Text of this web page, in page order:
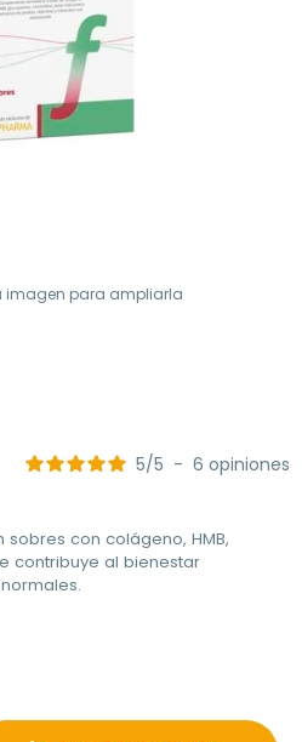
imagen para ampliarla
5/5 - 6 opiniones
con colágeno, HMB,
contribuye al bienestar